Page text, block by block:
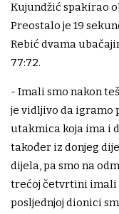
Kujundžić spakirao
Preostalo je 19
Rebić dvama
77:72.
- Imali smo nakon
je vidljivo da igramo
utakmica koja ima i
također iz donjeg
dijela, pa smo na
trećoj četvrtini imali
posljednjoj dionici